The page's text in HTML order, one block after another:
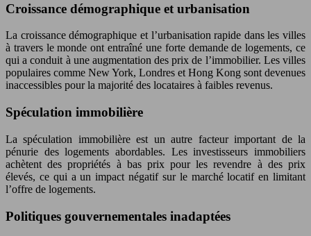
Croissance démographique et urbanisation
La croissance démographique et l’urbanisation rapide dans les villes
à travers le monde ont entraîné une forte demande de logements, ce
qui a conduit à une augmentation des prix de l’immobilier. Les villes
populaires comme New York, Londres et Hong Kong sont devenues
inaccessibles pour la majorité des locataires à faibles revenus.
Spéculation immobilière
La spéculation immobilière est un autre facteur important de la
pénurie des logements abordables. Les investisseurs immobiliers
achètent des propriétés à bas prix pour les revendre à des prix
élevés, ce qui a un impact négatif sur le marché locatif en limitant
l’offre de logements.
Politiques gouvernementales inadaptées